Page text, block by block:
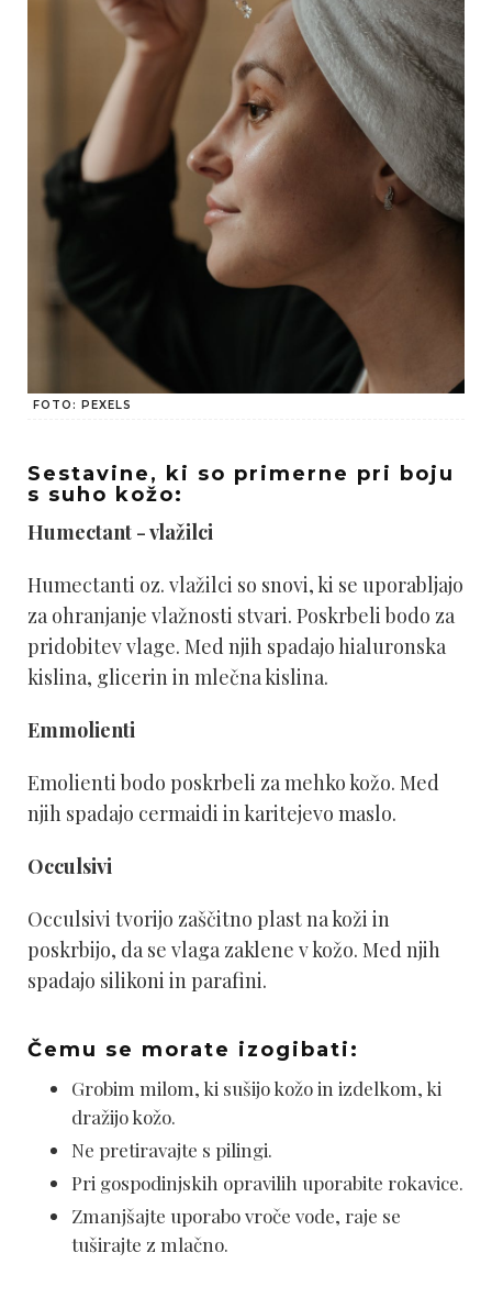
FOTO: PEXELS
Sestavine, ki so primerne pri boju
s suho kožo:
Humectant - vlažilci
Humectanti oz. vlažilci so snovi, ki se uporabljajo
za ohranjanje vlažnosti stvari. Poskrbeli bodo za
pridobitev vlage. Med njih spadajo hialuronska
kislina, glicerin in mlečna kislina.
Emmolienti
Emolienti bodo poskrbeli za mehko kožo. Med
njih spadajo cermaidi in karitejevo maslo.
Occulsivi
Occulsivi tvorijo zaščitno plast na koži in
poskrbijo, da se vlaga zaklene v kožo. Med njih
spadajo silikoni in parafini.
Čemu se morate izogibati:
Grobim milom, ki sušijo kožo in izdelkom, ki
dražijo kožo.
Ne pretiravajte s pilingi.
Pri gospodinjskih opravilih uporabite rokavice.
Zmanjšajte uporabo vroče vode, raje se
tuširajte z mlačno.